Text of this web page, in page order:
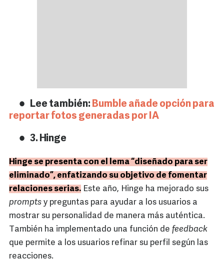
Lee también: Bumble añade opción para
reportar fotos generadas por IA
3. Hinge
Hinge se presenta con el lema “diseñado para ser
eliminado”, enfatizando su objetivo de fomentar
relaciones serias. Este año, Hinge ha mejorado sus
prompts y preguntas para ayudar a los usuarios a
mostrar su personalidad de manera más auténtica.
También ha implementado una función de feedback
que permite a los usuarios refinar su perfil según las
reacciones.